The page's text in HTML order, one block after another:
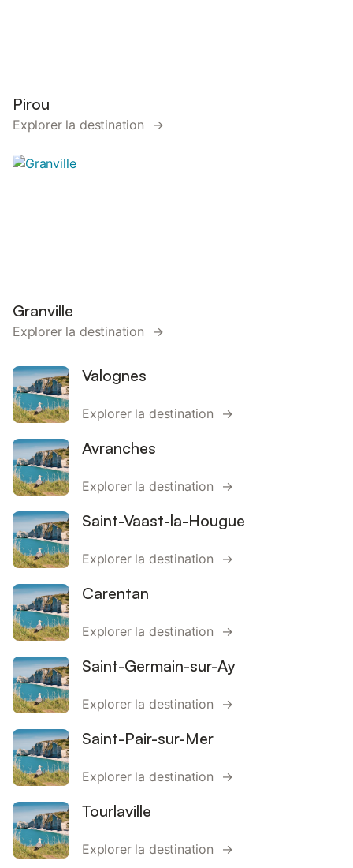
Pirou
Explorer la destination →
Granville
Explorer la destination →
Valognes
Explorer la destination →
Avranches
Explorer la destination →
Saint-Vaast-la-Hougue
Explorer la destination →
Carentan
Explorer la destination →
Saint-Germain-sur-Ay
Explorer la destination →
Saint-Pair-sur-Mer
Explorer la destination →
Tourlaville
Explorer la destination →